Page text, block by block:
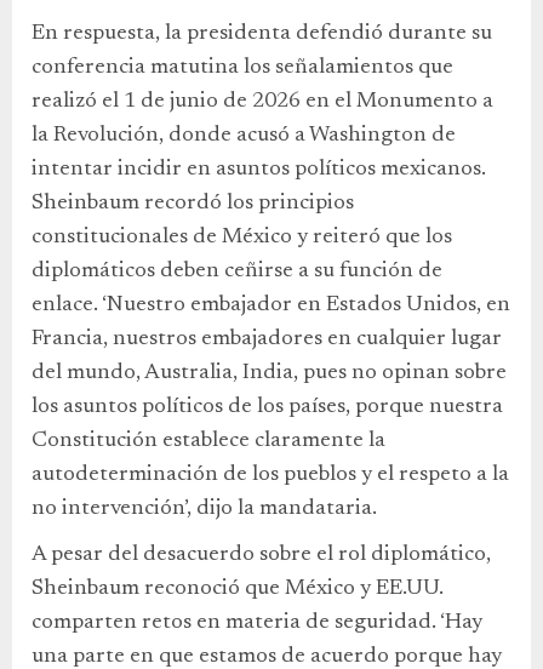
En respuesta, la presidenta defendió durante su
conferencia matutina los señalamientos que
realizó el 1 de junio de 2026 en el Monumento a
la Revolución, donde acusó a Washington de
intentar incidir en asuntos políticos mexicanos.
Sheinbaum recordó los principios
constitucionales de México y reiteró que los
diplomáticos deben ceñirse a su función de
enlace. ‘Nuestro embajador en Estados Unidos, en
Francia, nuestros embajadores en cualquier lugar
del mundo, Australia, India, pues no opinan sobre
los asuntos políticos de los países, porque nuestra
Constitución establece claramente la
autodeterminación de los pueblos y el respeto a la
no intervención’, dijo la mandataria.
A pesar del desacuerdo sobre el rol diplomático,
Sheinbaum reconoció que México y EE.UU.
comparten retos en materia de seguridad. ‘Hay
una parte en que estamos de acuerdo porque hay